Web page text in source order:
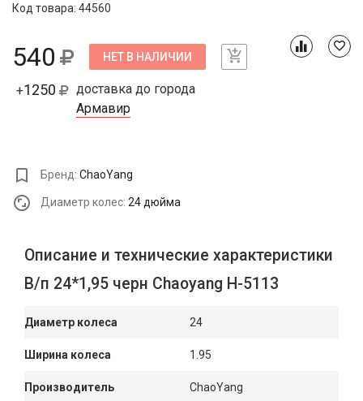
Код товара: 44560
540 НЕТ В НАЛИЧИИ
+1250
доставка до города
Армавир
Бренд: ChaoYang
Диаметр колес: 24 дюйма
Описание и технические характеристики
В/п 24*1,95 черн Chaoyang Н-5113
Диаметр колеса 24
Ширина колеса 1.95
Производитель ChaoYang